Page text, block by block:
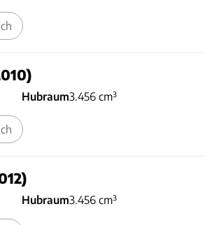
Hubraum3.456 cm³
Hubraum3.456 cm³